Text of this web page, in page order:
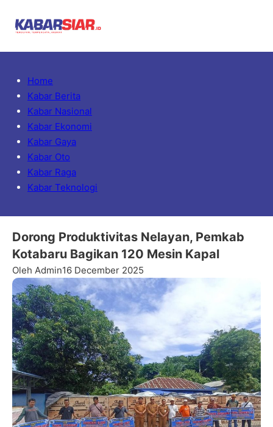
Home
Kabar Berita
Kabar Nasional
Kabar Ekonomi
Kabar Gaya
Kabar Oto
Kabar Raga
Kabar Teknologi
Dorong Produktivitas Nelayan, Pemkab
Kotabaru Bagikan 120 Mesin Kapal
Oleh Admin16 December 2025